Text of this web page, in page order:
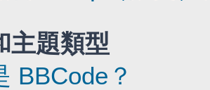
主題類型
BBCode？